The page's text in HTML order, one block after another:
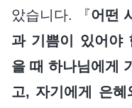
았습니다. 『어떤
과 기쁨이 있어야
을 때 하나님에게
고, 자기에게 은